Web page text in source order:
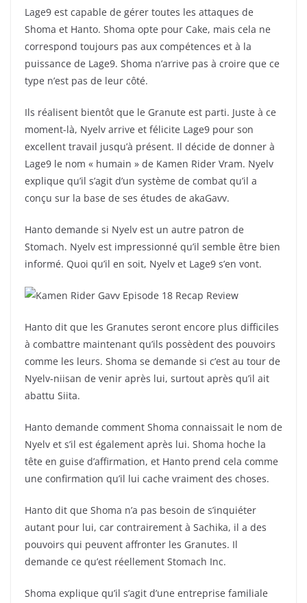
Lage9 est capable de gérer toutes les attaques de
Shoma et Hanto. Shoma opte pour Cake, mais cela ne
correspond toujours pas aux compétences et à la
puissance de Lage9. Shoma n’arrive pas à croire que ce
type n’est pas de leur côté.
Ils réalisent bientôt que le Granute est parti. Juste à ce
moment-là, Nyelv arrive et félicite Lage9 pour son
excellent travail jusqu’à présent. Il décide de donner à
Lage9 le nom « humain » de Kamen Rider Vram. Nyelv
explique qu’il s’agit d’un système de combat qu’il a
conçu sur la base de ses études de akaGavv.
Hanto demande si Nyelv est un autre patron de
Stomach. Nyelv est impressionné qu’il semble être bien
informé. Quoi qu’il en soit, Nyelv et Lage9 s’en vont.
Hanto dit que les Granutes seront encore plus difficiles
à combattre maintenant qu’ils possèdent des pouvoirs
comme les leurs. Shoma se demande si c’est au tour de
Nyelv-niisan de venir après lui, surtout après qu’il ait
abattu Siita.
Hanto demande comment Shoma connaissait le nom de
Nyelv et s’il est également après lui. Shoma hoche la
tête en guise d’affirmation, et Hanto prend cela comme
une confirmation qu’il lui cache vraiment des choses.
Hanto dit que Shoma n’a pas besoin de s’inquiéter
autant pour lui, car contrairement à Sachika, il a des
pouvoirs qui peuvent affronter les Granutes. Il
demande ce qu’est réellement Stomach Inc.
Shoma explique qu’il s’agit d’une entreprise familiale